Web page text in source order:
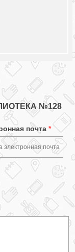
№128
почта *